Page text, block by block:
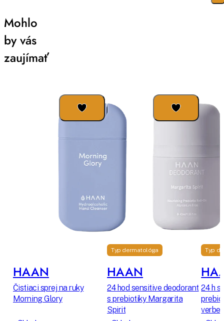
Mohlo
by vás
zaujímať
HAAN
Čistiaci sprej na ruky
Morning Glory
Typ dermatológa
HAAN
24 hod sensitive deodorant
s prebiotiky Margarita
Spirit
Typ
24 h